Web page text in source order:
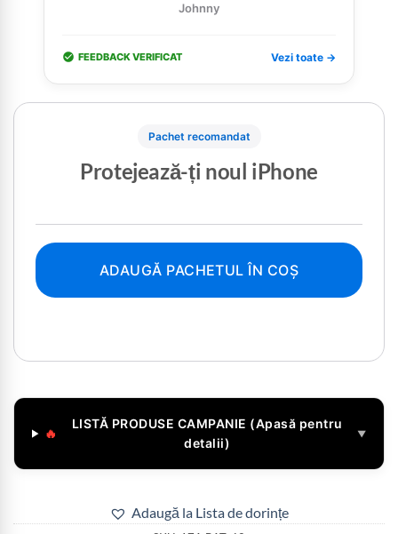
Johnny
FEEDBACK VERIFICAT Vezi toate →
Pachet recomandat
Protejează-ți noul iPhone
ADAUGĂ PACHETUL ÎN COȘ
🔥
LISTĂ PRODUSE CAMPANIE (Apasă pentru
detalii)
▼
Adaugă la Lista de dorințe